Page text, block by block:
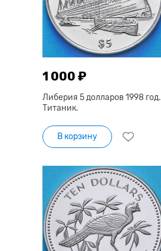
1 000 ₽
Либерия 5 долларов 1998 год.
Титаник.
В корзину